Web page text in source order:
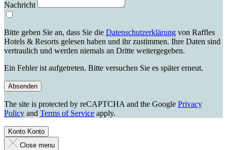
Nachricht
Bitte geben Sie an, dass Sie die Datenschutzerklärung von Raffles
Hotels & Resorts gelesen haben und ihr zustimmen. Ihre Daten sind
vertraulich und werden niemals an Dritte weitergegeben.
Ein Fehler ist aufgetreten. Bitte versuchen Sie es später erneut.
Absenden
The site is protected by reCAPTCHA and the Google Privacy
Policy and Terms of Service apply.
Konto Konto
Close menu